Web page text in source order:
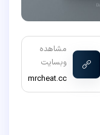
مشاهده
وبسایت
mrcheat.cc